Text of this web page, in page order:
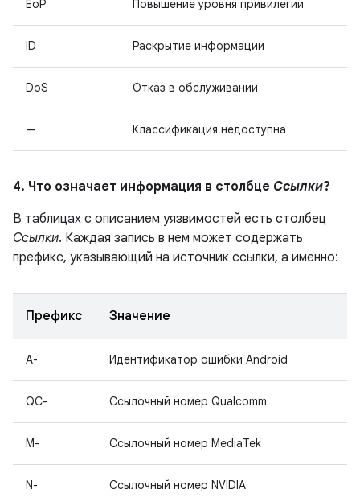
EoP Повышение уровня привилегий
ID Раскрытие информации
DoS Отказ в обслуживании
— Классификация недоступна
4. Что означает информация в столбце Ссылки?
В таблицах с описанием уязвимостей есть столбец
Ссылки. Каждая запись в нем может содержать
префикс, указывающий на источник ссылки, а именно:
Префикс Значение
A- Идентификатор ошибки Android
QC- Ссылочный номер Qualcomm
M- Ссылочный номер MediaTek
N- Ссылочный номер NVIDIA